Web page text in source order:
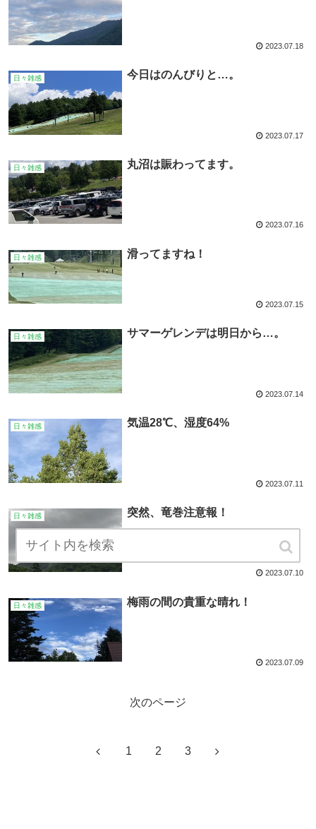
2023.07.18
日々雑感 今日はのんびりと…。
2023.07.17
日々雑感 丸沼は賑わってます。
2023.07.16
日々雑感 滑ってますね！
2023.07.15
日々雑感 サマーゲレンデは明日から…。
2023.07.14
日々雑感 気温28℃、湿度64%
2023.07.11
日々雑感 突然、竜巻注意報！
2023.07.10
日々雑感 梅雨の間の貴重な晴れ！
2023.07.09
次のページ
1 2 3